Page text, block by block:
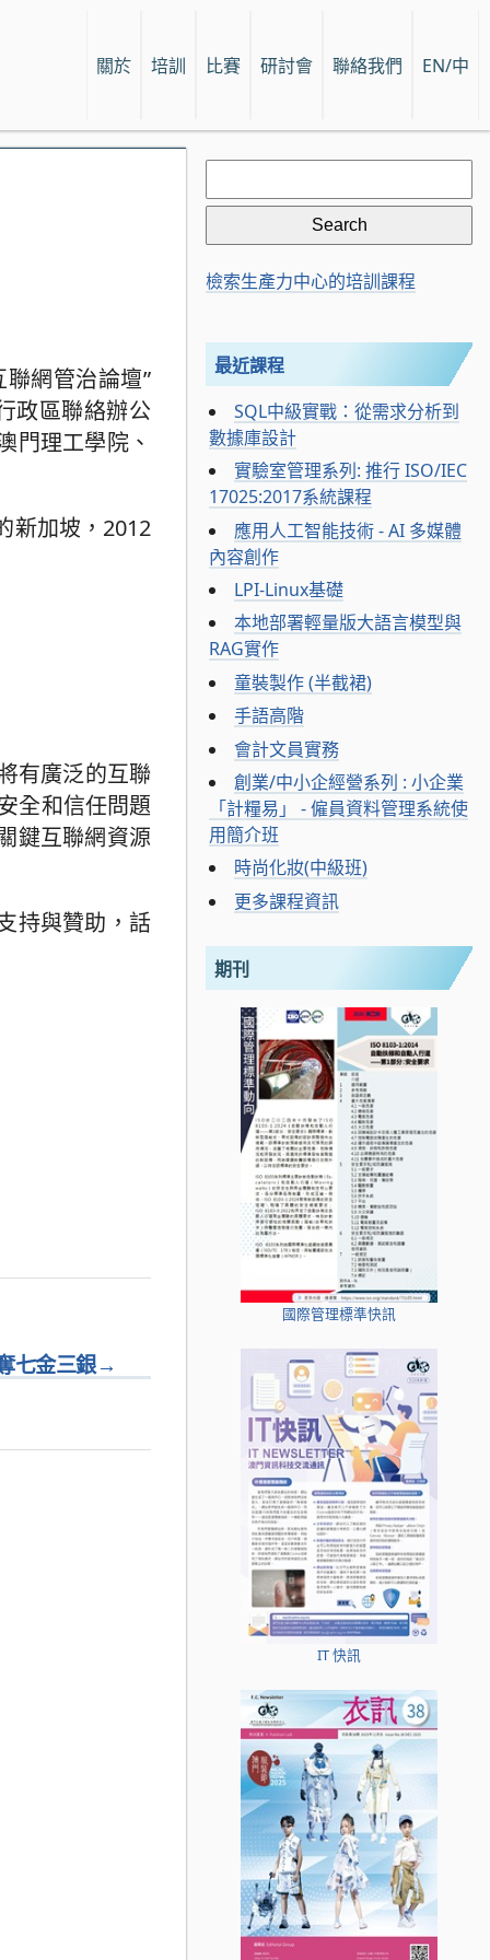
關於 培訓 比賽 研討會 聯絡我們 EN/中
網管治論壇”
政區聯絡辦公
門理工學院、
新加坡，2012
有廣泛的互聯
全和信任問題
鍵互聯網資源
持與贊助，話
→
七金三銀
Search
for:
檢索生產力中心的培訓課程
最近課程
SQL中級實戰：從需求分析到
數據庫設計
實驗室管理系列: 推行 ISO/IEC
17025:2017系統課程
應用人工智能技術 - AI 多媒體
內容創作
LPI-Linux基礎
本地部署輕量版大語言模型與
RAG實作
童裝製作 (半截裙)
手語高階
會計文員實務
創業/中小企經營系列 : 小企業
「計糧易」 - 僱員資料管理系統使
用簡介班
時尚化妝(中級班)
更多課程資訊
期刊
國際管理標準快訊
IT 快訊